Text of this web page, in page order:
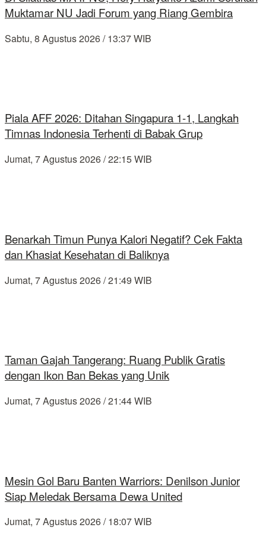
Muktamar NU Jadi Forum yang Riang Gembira
Sabtu, 8 Agustus 2026 / 13:37 WIB
Piala AFF 2026: Ditahan Singapura 1-1, Langkah
Timnas Indonesia Terhenti di Babak Grup
Jumat, 7 Agustus 2026 / 22:15 WIB
Benarkah Timun Punya Kalori Negatif? Cek Fakta
dan Khasiat Kesehatan di Baliknya
Jumat, 7 Agustus 2026 / 21:49 WIB
Taman Gajah Tangerang: Ruang Publik Gratis
dengan Ikon Ban Bekas yang Unik
Jumat, 7 Agustus 2026 / 21:44 WIB
Mesin Gol Baru Banten Warriors: Denilson Junior
Siap Meledak Bersama Dewa United
Jumat, 7 Agustus 2026 / 18:07 WIB